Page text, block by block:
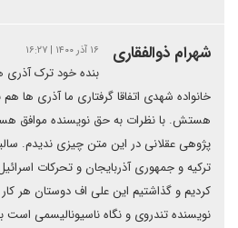
شهرام ذوالفقاری ۱۶ آذر ۱۴۰۰ | ۱۶:۲۷
بنده خود ترک
خانواده شهدی اتفاقا گرفتاری ما آذری ها
هستش. با نظرات به حق نویسنده موافق
پژوهی عقلانی در این متن چیزی ندیدم.
ترکیه و جمهوری آذربایجان و تحرکات
کردیم و گذاشتیم این علی اف دوستان هر
نویسنده تندروی و نگاه ناسیونالیسمی